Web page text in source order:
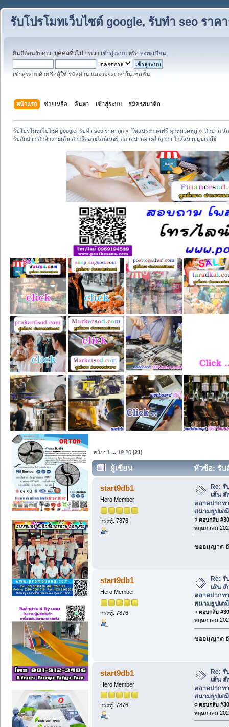
รับโปรโมทเว็บไซต์ google, รับทำ seo ราค
ยินดีต้อนรับคุณ, บุคคลทั่วไป กรุณา เข้าสู่ระบบ หรือ ลงทะเบียน
เข้าสู่ระบบด้วยชื่อผู้ใช้ รหัสผ่าน และระยะเวลาในเซสชั่น
หน้าแรก ช่วยเหลือ ค้นหา เข้าสู่ระบบ สมัครสมาชิก
รับโปรโมทเว็บไซต์ google, รับทำ seo ราคาถูก » โพสประกาศฟรี ทุกหมวดหมู่» สักปาก สั
รับสักปาก สักคิ้วลายเส้น สักกรีดอายไลน์เนอร์ ตลาดปากทางลำลูกกา ใกล้สนามธูปเตมีย์
หน้า: 1 ... 19 20 [21]
ผู้เขียน
หัวข้อ: รับ
ตลาดปากทางลำลูกกา ใกล้สนามธูปเตมี
start9db1
Hero Member
กระทู้: 7876
Re:
เส้น สั
ตลาดปากท
สนามธูปเต
« ตอบกลับ
พฤษภาคม
ขออนุญาต
start9db1
Hero Member
กระทู้: 7876
Re:
เส้น สั
ตลาดปากท
สนามธูปเต
« ตอบกลับ
พฤษภาคม
ขออนุญาต
start9db1
Hero Member
กระทู้: 7876
Re: รั
เส้น สั
ตลาดปากท
สนามธูปเต
« ตอบกลับ
พฤษภาคม